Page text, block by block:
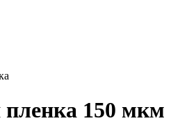
пленка 150 мкм